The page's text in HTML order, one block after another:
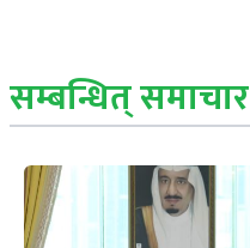
सम्बन्धित् समाचार